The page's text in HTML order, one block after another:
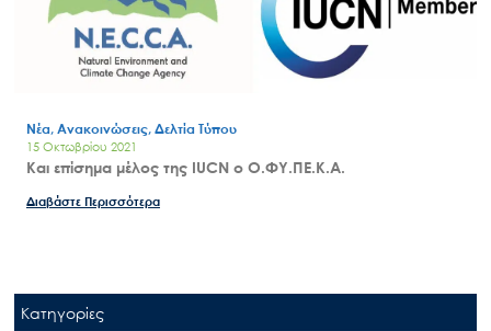
Νέα, Ανακοινώσεις, Δελτία Τύπου
15 Οκτωβρίου 2021
Και επίσημα μέλος της IUCN ο Ο.ΦΥ.ΠΕ.Κ.Α.
Διαβάστε Περισσότερα
Κατηγορίες